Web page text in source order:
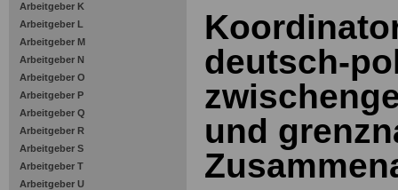
Arbeitgeber K
Arbeitgeber L
Arbeitgeber M
Arbeitgeber N
Arbeitgeber O
Arbeitgeber P
Arbeitgeber Q
Arbeitgeber R
Arbeitgeber S
Arbeitgeber T
Arbeitgeber U
deutsch-
und